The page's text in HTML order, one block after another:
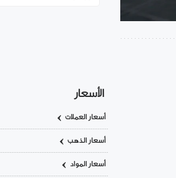
العراقي عبر حمص
اتفاقية توءمة بين غرفتي تجارة
ريف دمشق وإربد لتعزيز
التعاون الاقتصادي
الأسعار
أسعار العملات
أسعار الذهب
أسعار المواد